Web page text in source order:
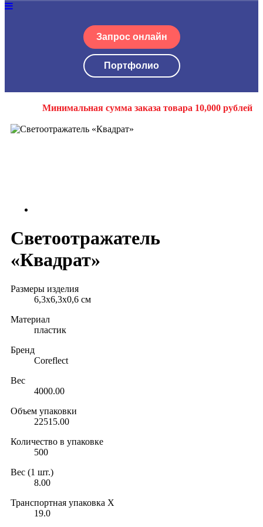
Запрос онлайн
Портфолио
Минимальная сумма заказа товара 10,000 рублей
Светоотражатель
«Квадрат»
Размеры изделия
6,3х6,3х0,6 см
Материал
пластик
Бренд
Coreflect
Вес
4000.00
Объем упаковки
22515.00
Количество в упаковке
500
Вес (1 шт.)
8.00
Транспортная упаковка X
19.0